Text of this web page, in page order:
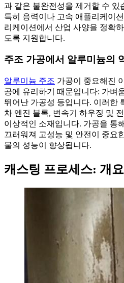
과 같은 불완전성을 제거할 수 있
특히 응력이나 고속 애플리케이
리케이션에서 산업 사양을 정확
도록 지원합니다.
주조 가공에서 알루미늄의
알루미늄 주조 가공이 중요해진
공에 유리하기 때문입니다: 가벼
뛰어난 가공성 등입니다. 이러한
차 엔진 블록, 변속기 하우징 및
이상적인 소재입니다. 가공을 통
끄러워져 고성능 및 안전이 중요
물의 성능이 향상됩니다.
캐스팅 프로세스: 개요